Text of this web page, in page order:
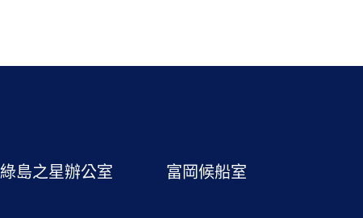
綠島之星辦公室 富岡候船室